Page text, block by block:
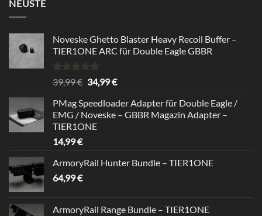
NEUSTE
Noveske Ghetto Blaster Heavy Recoil Buffer –
TIER1ONE ARC für Double Eagle GBBR
Rated5.00
out of 5
39,99€ Original
was:
39,99 €.
34,99€Current
is:
34,99 €.
PMag Speedloader Adapter für Double Eagle /
EMG / Noveske – GBBR Magazin Adapter –
TIER1ONE
14,99€
ArmoryRail Hunter Bundle – TIER1ONE
64,99€
ArmoryRail Range Bundle – TIER1ONE